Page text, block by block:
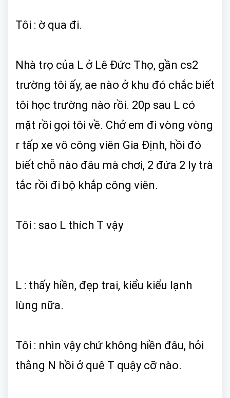
Tôi : ờ qua đi.
Nhà trọ của L ở Lê Đức Thọ, gần cs2
trường tôi ấy, ae nào ở khu đó chắc biết
tôi học trường nào rồi. 20p sau L có
mặt rồi gọi tôi về. Chở em đi vòng vòng
r tấp xe vô công viên Gia Định, hồi đó
biết chỗ nào đâu mà chơi, 2 đứa 2 ly trà
tắc rồi đi bộ khắp công viên.
Tôi : sao L thích T vậy
L : thấy hiền, đẹp trai, kiểu kiểu lạnh
lùng nữa.
Tôi : nhìn vậy chứ không hiền đâu, hỏi
thằng N hồi ở quê T quậy cỡ nào.